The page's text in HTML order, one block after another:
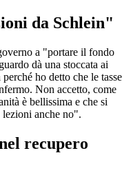
da Schlein"
a "portare il fondo
dà una stoccata ai
ho detto che le tasse
Non accetto, come
è bellissima e che si
lezioni anche no".
recupero